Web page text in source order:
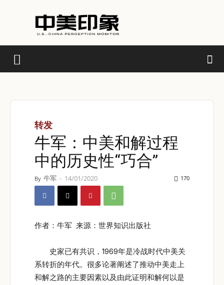
转发
牛军：中美和解过程
中的历史性“巧合”
By 牛军 - 14/01/2020 170
作者：牛军 来源：世界知识出版社
史家已有共识，1969年是冷战时代中美关
系转折的年代。很多论著阐述了推动中美走上
和解之路的主要因素以及由此证明和解何以是